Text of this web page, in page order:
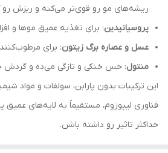
ریشه‌های مو رو قوی‌تر می‌کنه و ریزش
پروسیانیدین: برای تغذیه عمیق موها و
عسل و عصاره برگ زیتون: برای
منتول: حس خنکی و تازگی می‌ده و گردش
این ترکیبات بدون پارابن، سولفات و مواد
فناوری لیپوزوم، مستقیماً به لایه‌های
حداکثر تاثیر رو داشته باشن.